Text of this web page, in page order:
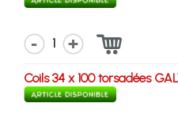
1
Coils 34 x 100 torsadées